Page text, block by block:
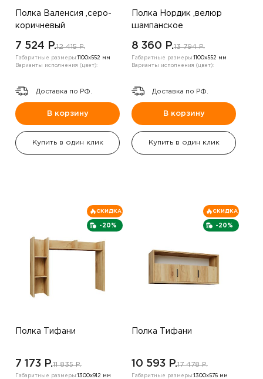
Полка Валенсия ,серо-
коричневый
7 524 P.12 415 P.
Габаритные размеры: 1100х552 мм
Варианты исполнения (цвет):
Доставка по РФ.
В корзину
Купить в один клик
Полка Нордик ,велюр
шампанское
8 360 P.13 794 P.
Габаритные размеры: 1100х552 мм
Варианты исполнения (цвет):
Доставка по РФ.
В корзину
Купить в один клик
-20%
СКИДКА
Полка Тифани
7 173 P.11 835 P.
Габаритные размеры: 1300х912 мм
-20%
СКИДКА
Полка Тифани
10 593 P.17 478 P.
Габаритные размеры: 1300х576 мм